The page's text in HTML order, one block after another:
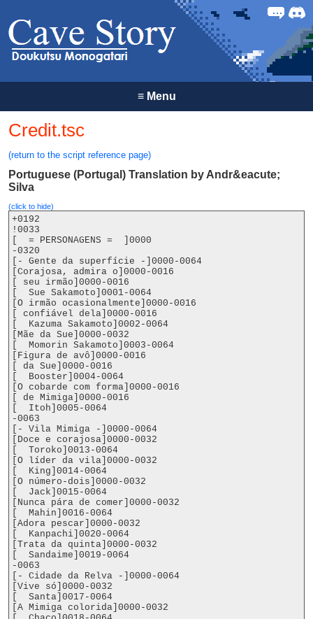
Forum
≡Menu
Credit.tsc
(return to the script reference page)
Portuguese (Portugal) Translation by Andr&eacute;
Silva
(click to hide)
+0192
!0033
[  = PERSONAGENS =  ]0000
-0320
[- Gente da superfície -]0000-0064
[Corajosa, admira o]0000-0016
[ seu irmão]0000-0016
[  Sue Sakamoto]0001-0064
[O irmão ocasionalmente]0000-0016
[ confiável dela]0000-0016
[  Kazuma Sakamoto]0002-0064
[Mãe da Sue]0000-0032
[  Momorin Sakamoto]0003-0064
[Figura de avô]0000-0016
[ da Sue]0000-0016
[  Booster]0004-0064
[O cobarde com forma]0000-0016
[ de Mimiga]0000-0016
[  Itoh]0005-0064
-0063
[- Vila Mimiga -]0000-0064
[Doce e corajosa]0000-0032
[  Toroko]0013-0064
[O líder da vila]0000-0032
[  King]0014-0064
[O número-dois]0000-0032
[  Jack]0015-0064
[Nunca pára de comer]0000-0032
[  Mahin]0016-0064
[Adora pescar]0000-0032
[  Kanpachi]0020-0064
[Trata da quinta]0000-0032
[  Sandaime]0019-0064
-0063
[- Cidade da Relva -]0000-0064
[Vive só]0000-0032
[  Santa]0017-0064
[A Mimiga colorida]0000-0032